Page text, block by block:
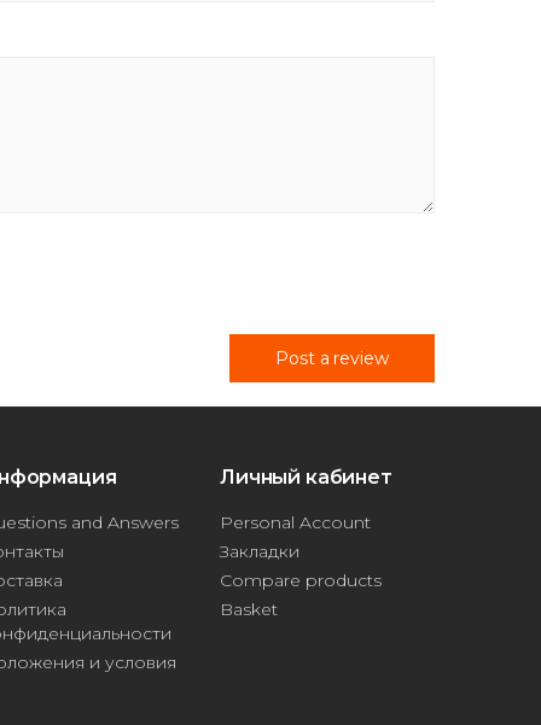
Post a review
and Answers
и условия
Личный кабинет
Personal Account
Закладки
Compare products
Basket